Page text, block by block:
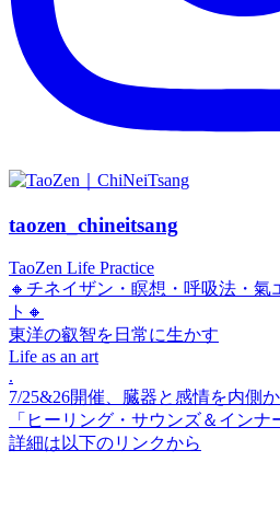
taozen_chineitsang
TaoZen Life Practice
🔸チネイザン・瞑想・呼吸法・氣
ト🔸
東洋の叡智を日常に生かす
Life as an art
.
7/25&26開催、臓器と感情を内側
「ヒーリング・サウンズ＆インナ
詳細は以下のリンクから